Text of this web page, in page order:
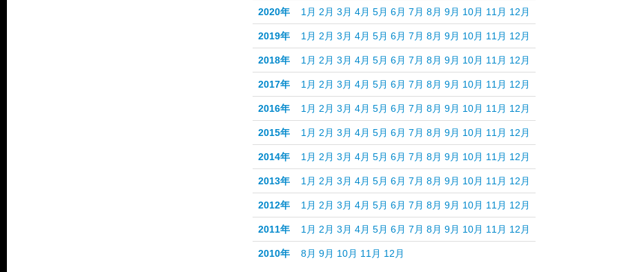
2020年 1月 2月 3月 4月 5月 6月 7月 8月 9月 10月 11月 12月
2019年 1月 2月 3月 4月 5月 6月 7月 8月 9月 10月 11月 12月
2018年 1月 2月 3月 4月 5月 6月 7月 8月 9月 10月 11月 12月
2017年 1月 2月 3月 4月 5月 6月 7月 8月 9月 10月 11月 12月
2016年 1月 2月 3月 4月 5月 6月 7月 8月 9月 10月 11月 12月
2015年 1月 2月 3月 4月 5月 6月 7月 8月 9月 10月 11月 12月
2014年 1月 2月 3月 4月 5月 6月 7月 8月 9月 10月 11月 12月
2013年 1月 2月 3月 4月 5月 6月 7月 8月 9月 10月 11月 12月
2012年 1月 2月 3月 4月 5月 6月 7月 8月 9月 10月 11月 12月
2011年 1月 2月 3月 4月 5月 6月 7月 8月 9月 10月 11月 12月
2010年 8月 9月 10月 11月 12月